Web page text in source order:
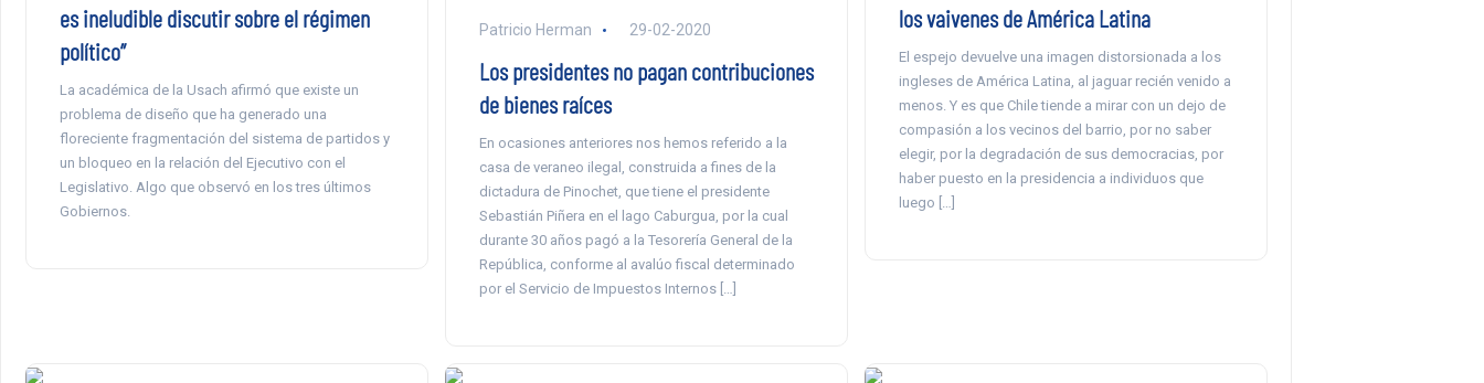
es ineludible discutir sobre el régimen
político”
La académica de la Usach afirmó que existe un
problema de diseño que ha generado una
floreciente fragmentación del sistema de partidos y
un bloqueo en la relación del Ejecutivo con el
Legislativo. Algo que observó en los tres últimos
Gobiernos.
Patricio Herman 29-02-2020
Los presidentes no pagan contribuciones
de bienes raíces
En ocasiones anteriores nos hemos referido a la
casa de veraneo ilegal, construida a fines de la
dictadura de Pinochet, que tiene el presidente
Sebastián Piñera en el lago Caburgua, por la cual
durante 30 años pagó a la Tesorería General de la
República, conforme al avalúo fiscal determinado
por el Servicio de Impuestos Internos […]
los vaivenes de América Latina
El espejo devuelve una imagen distorsionada a los
ingleses de América Latina, al jaguar recién venido a
menos. Y es que Chile tiende a mirar con un dejo de
compasión a los vecinos del barrio, por no saber
elegir, por la degradación de sus democracias, por
haber puesto en la presidencia a individuos que
luego […]